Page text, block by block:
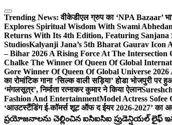
Skip
to
content
Trending News: वीकेडीएल ग्रुप का ‘NPA Bazaar’
Explores Spiritual Wisdom With Swami
Returns With Its 4th Edition, Featuring
StudiosKalyanji Jana’s 5th Bharat Gaurav Icon
– Bihar 2026 A Rising Force At The Intersection
Chalke The Winner Of Queen Of Global
Gore Winner Of Queen Of Global Universe
का रोमांटिक गाना ‘सिल्क वाली सड़िया’ होडा भोजपुरी पर
‘मंगलसूत्र’, निर्माता रत्नाकर कुमार ने किया ऐलान
Fashion And EntertainmentModel Actress Sofee
‘आउटस्टैंडिंग ई-कॉमर्स शूट ऑफ द ईयर 2026-2027’ का
ప్రయోజనాలను చెల్లించిన ఐసిఐసిఐ ప్రుడెన్షియల్ లైఫ్